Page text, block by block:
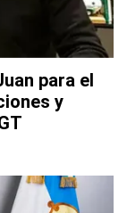
para el
y